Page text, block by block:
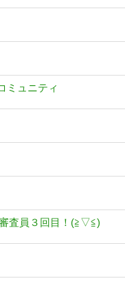
ミュニティ
査員３回目！(⁠≧⁠▽⁠≦⁠)